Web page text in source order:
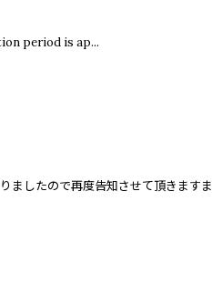
period is ap...
ましたので再度告知させて頂きますま